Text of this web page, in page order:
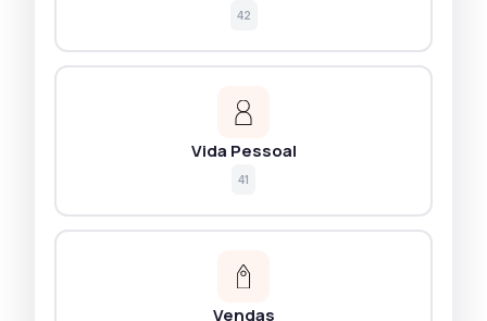
42
Vida Pessoal
41
Vendas